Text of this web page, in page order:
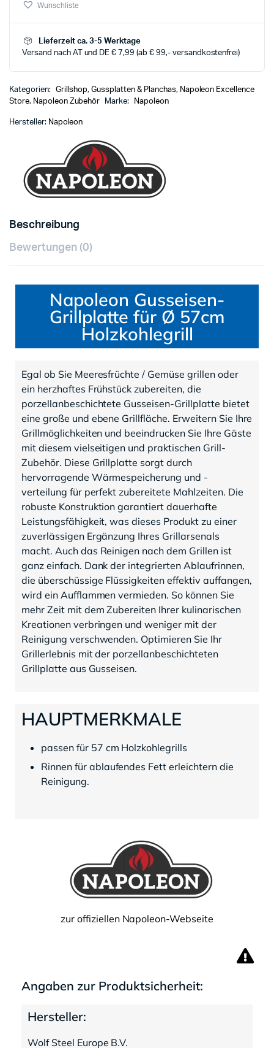
Wunschliste
Lieferzeit ca. 3-5 Werktage
Versand nach AT und DE € 7,99 (ab € 99,- versandkostenfrei)
Kategorien: Grillshop,Gussplatten & Planchas, Napoleon Excellence
Store, Napoleon Zubehör Marke: Napoleon
Hersteller: Napoleon
Beschreibung
Bewertungen (0)
Napoleon Gusseisen-
Grillplatte für Ø 57cm
Holzkohlegrill
Egal ob Sie Meeresfrüchte / Gemüse grillen oder
ein herzhaftes Frühstück zubereiten, die
porzellanbeschichtete Gusseisen-Grillplatte bietet
eine große und ebene Grillfläche. Erweitern Sie Ihre
Grillmöglichkeiten und beeindrucken Sie Ihre Gäste
mit diesem vielseitigen und praktischen Grill-
Zubehör. Diese Grillplatte sorgt durch
hervorragende Wärmespeicherung und -
verteilung für perfekt zubereitete Mahlzeiten. Die
robuste Konstruktion garantiert dauerhafte
Leistungsfähigkeit, was dieses Produkt zu einer
zuverlässigen Ergänzung Ihres Grillarsenals
macht. Auch das Reinigen nach dem Grillen ist
ganz einfach. Dank der integrierten Ablaufrinnen,
die überschüssige Flüssigkeiten effektiv auffangen,
wird ein Aufflammen vermieden. So können Sie
mehr Zeit mit dem Zubereiten Ihrer kulinarischen
Kreationen verbringen und weniger mit der
Reinigung verschwenden. Optimieren Sie Ihr
Grillerlebnis mit der porzellanbeschichteten
Grillplatte aus Gusseisen.
HAUPTMERKMALE
passen für 57 cm Holzkohlegrills
Rinnen für ablaufendes Fett erleichtern die
Reinigung.
zur offiziellen Napoleon-Webseite
Angaben zur Produktsicherheit:
Hersteller:
Wolf Steel Europe B.V.